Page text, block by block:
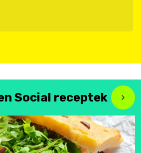
Social receptek